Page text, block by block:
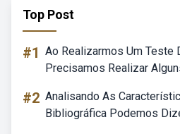
Top Post
#1 Ao Realizarmos Um Teste
Precisamos Realizar
#2 Analisando As
Bibliográfica Podemos